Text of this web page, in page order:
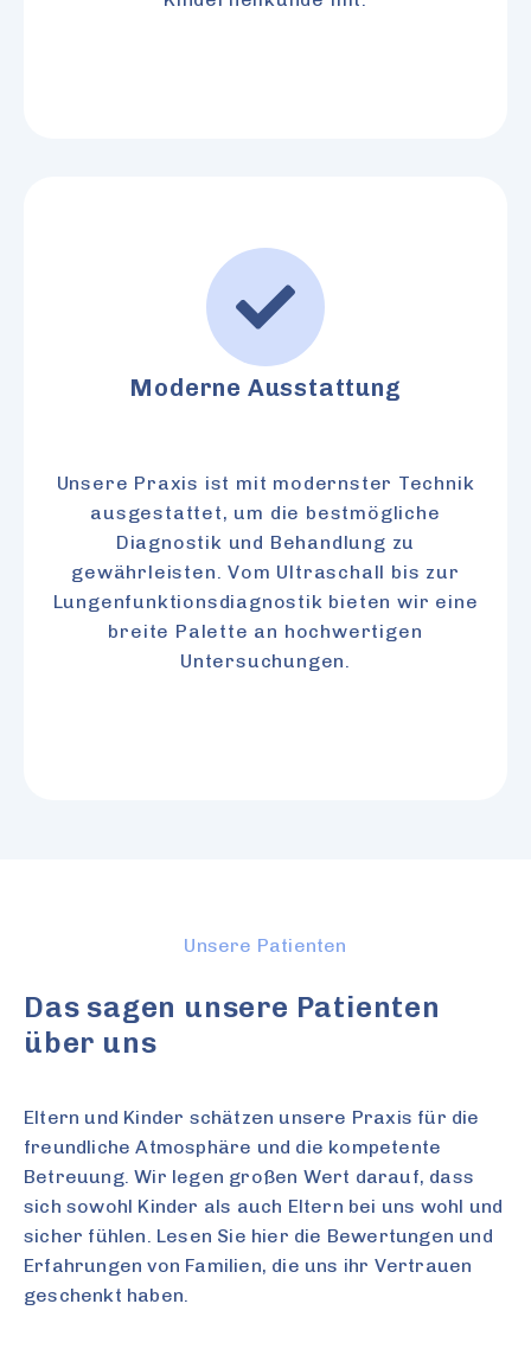
Moderne Ausstattung
Unsere Praxis ist mit modernster Technik
ausgestattet, um die bestmögliche
Diagnostik und Behandlung zu
gewährleisten. Vom Ultraschall bis zur
Lungenfunktionsdiagnostik bieten wir eine
breite Palette an hochwertigen
Untersuchungen.
Unsere Patienten
Das sagen unsere Patienten
über uns
Eltern und Kinder schätzen unsere Praxis für die
freundliche Atmosphäre und die kompetente
Betreuung. Wir legen großen Wert darauf, dass
sich sowohl Kinder als auch Eltern bei uns wohl und
sicher fühlen. Lesen Sie hier die Bewertungen und
Erfahrungen von Familien, die uns ihr Vertrauen
geschenkt haben.